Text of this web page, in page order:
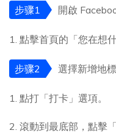
步骤1 開啟
1. 點擊首頁的「您在想
步骤2 選擇新增地標
1. 點打「打卡」選項。
2. 滾動到最底部，點擊